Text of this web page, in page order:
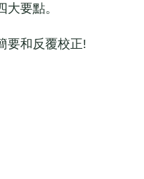
要點。
和反覆校正!